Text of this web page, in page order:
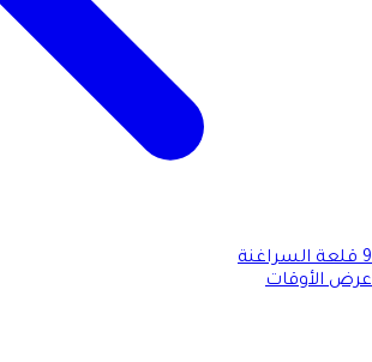
9 قلعة السراغنة
عرض الأوقات